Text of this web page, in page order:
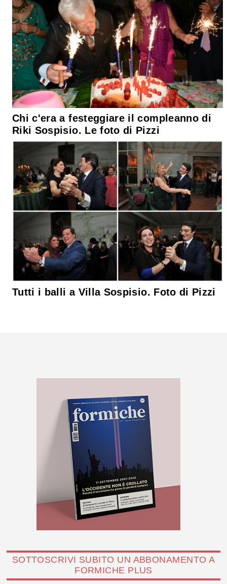
Chi c'era a festeggiare il compleanno di
Riki Sospisio. Le foto di Pizzi
Tutti i balli a Villa Sospisio. Foto di Pizzi
SOTTOSCRIVI SUBITO UN ABBONAMENTO A
FORMICHE PLUS